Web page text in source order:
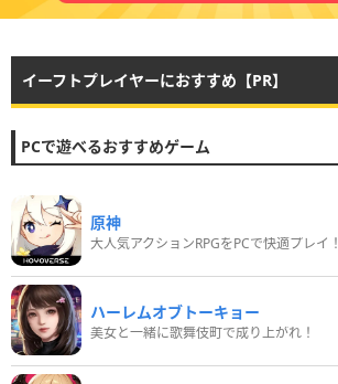
イーフトプレイヤーにおすすめ【PR】
PCで遊べるおすすめゲーム
原神
大人気アクションRPGをPCで快適プレイ！
ハーレムオブトーキョー
美女と一緒に歌舞伎町で成り上がれ！